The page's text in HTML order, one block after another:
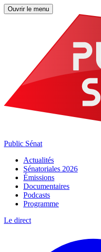
Ouvrir le menu
Public Sénat
Actualités
Sénatoriales 2026
Émissions
Documentaires
Podcasts
Programme
Le direct